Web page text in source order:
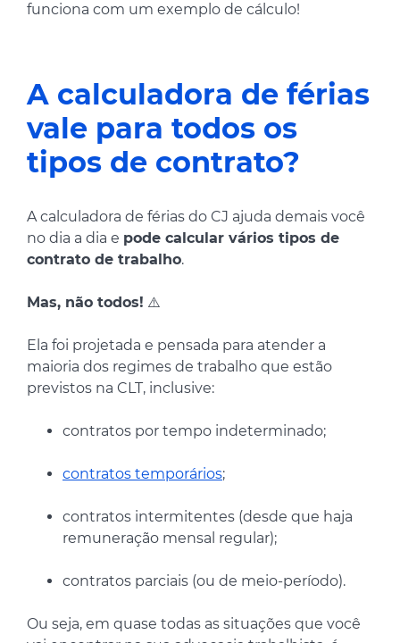
funciona com um exemplo de cálculo!
A calculadora de férias
vale para todos os
tipos de contrato?
A calculadora de férias do CJ ajuda demais você
no dia a dia e pode calcular vários tipos de
contrato de trabalho.
Mas, não todos! ⚠️
Ela foi projetada e pensada para atender a
maioria dos regimes de trabalho que estão
previstos na CLT, inclusive:
contratos por tempo indeterminado;
contratos temporários;
contratos intermitentes (desde que haja
remuneração mensal regular);
contratos parciais (ou de meio-período).
Ou seja, em quase todas as situações que você